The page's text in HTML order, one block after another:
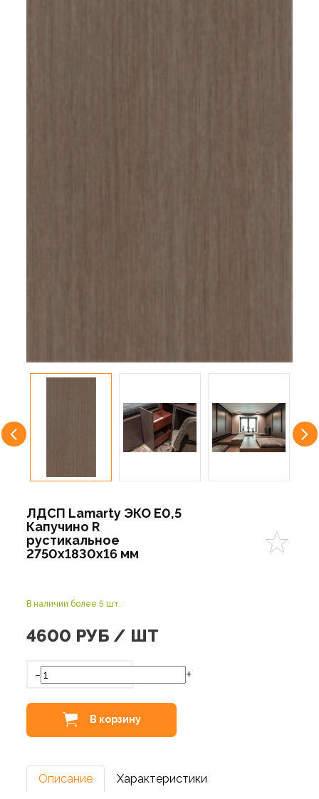
ЛДСП Lamarty ЭКО E0,5
Капучино R
рустикальное
2750х1830х16 мм
В наличии более 5 шт.
4600 РУБ / ШТ
- +
В корзину
Описание Характеристики